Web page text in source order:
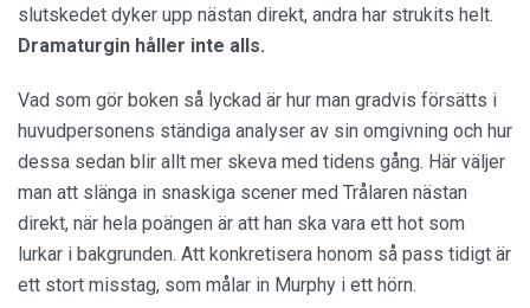
slutskedet dyker upp nästan direkt, andra har strukits helt.
Dramaturgin håller inte alls.
Vad som gör boken så lyckad är hur man gradvis försätts i
huvudpersonens ständiga analyser av sin omgivning och hur
dessa sedan blir allt mer skeva med tidens gång. Här väljer
man att slänga in snaskiga scener med Trålaren nästan
direkt, när hela poängen är att han ska vara ett hot som
lurkar i bakgrunden. Att konkretisera honom så pass tidigt är
ett stort misstag, som målar in Murphy i ett hörn.